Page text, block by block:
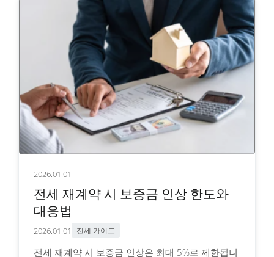
2026.01.01
전세 재계약 시 보증금 인상 한도와
대응법
2026.01.01 전세 가이드
전세 재계약 시 보증금 인상은 최대 5%로 제한됩니